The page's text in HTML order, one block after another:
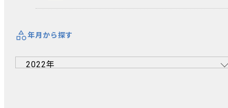
年月から探す